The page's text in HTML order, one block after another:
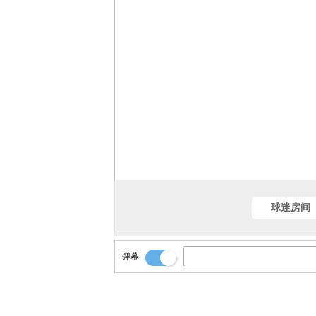
球迷房间
弹幕